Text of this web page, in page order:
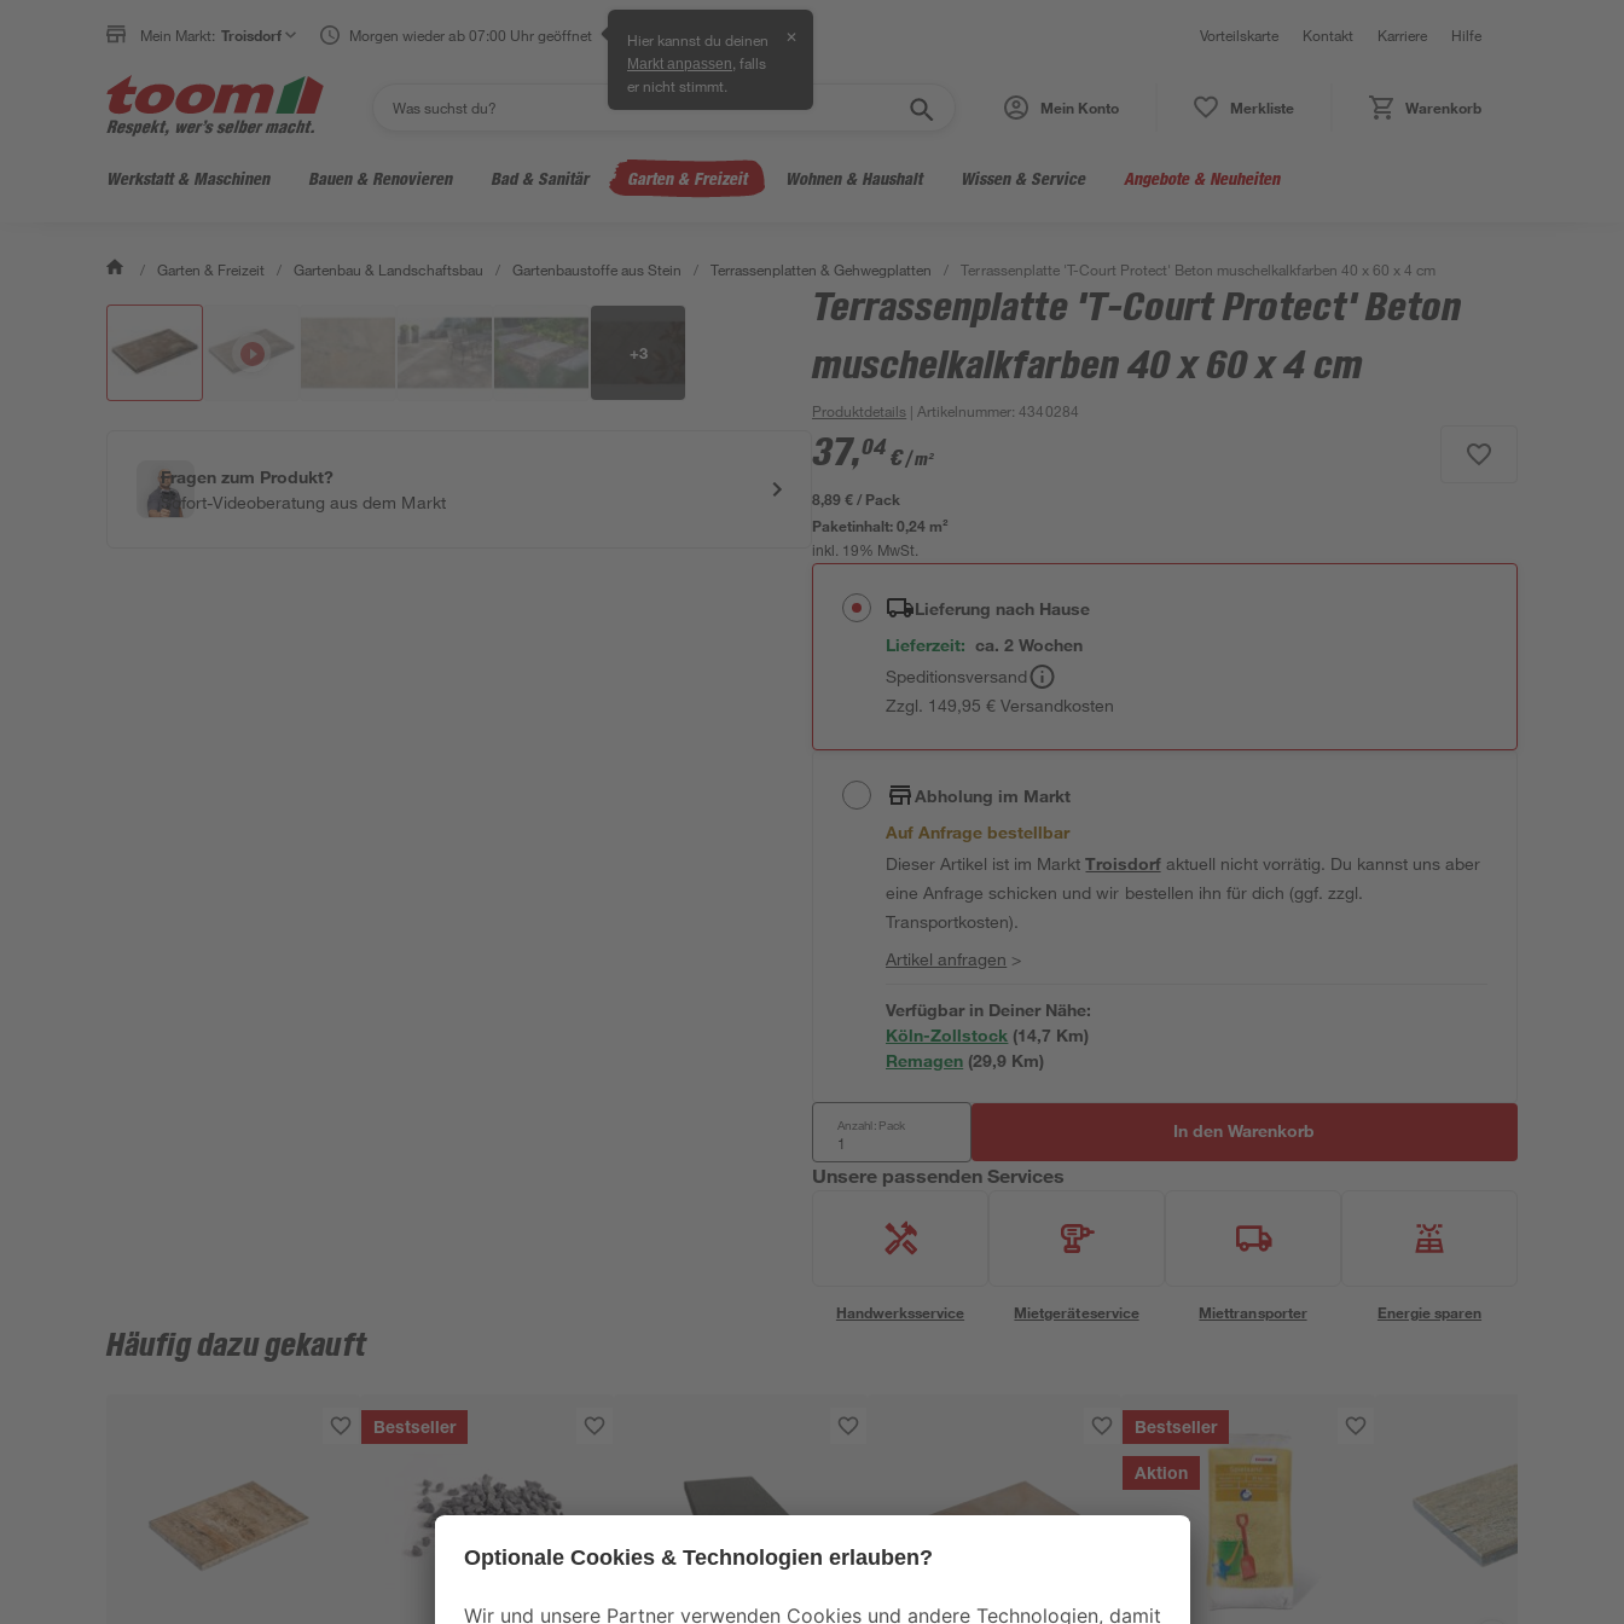
Mein Markt: Troisdorf Morgen wieder ab 07:00 Uhr geöffnet Hier kannst du deinen
Markt anpassen , falls
er nicht stimmt.
✕ Vorteilskarte Kontakt Karriere Hilfe
Mein Konto Merkliste Warenkorb
Werkstatt & Maschinen Bauen & Renovieren Bad & Sanitär Garten & Freizeit Wohnen & Haushalt Wissen & Service Angebote & Neuheiten
/ Garten & Freizeit / Gartenbau & Landschaftsbau / Gartenbaustoffe aus Stein / Terrassenplatten & Gehwegplatten / Terrassenplatte 'T-Court Protect' Beton muschelkalkfarben 40 x 60 x 4 cm
+3
Fragen zum Produkt?
Sofort-Videoberatung aus dem Markt
Terrassenplatte 'T-Court Protect' Beton
muschelkalkfarben 40 x 60 x 4 cm
Produktdetails | Artikelnummer:4340284
37,04 €/ m²
8,89 € / Pack
Paketinhalt:0,24 m²
inkl. 19% MwSt.
Lieferung nach Hause
Lieferzeit: ca. 2 Wochen
Speditionsversand
Zzgl. 149,95 € Versandkosten
Abholung im Markt
Auf Anfrage bestellbar
Dieser Artikel ist im MarktTroisdorfaktuell nicht vorrätig. Du kannst uns aber
eine Anfrage schicken und wir bestellen ihn für dich (ggf. zzgl.
Transportkosten).
Artikel anfragen >
Verfügbar in Deiner Nähe:
Köln-Zollstock (14,7 Km)
Remagen (29,9 Km)
Anzahl: Pack In den Warenkorb
Unsere passenden Services
Handwerksservice Mietgeräteservice Miettransporter Energie sparen
Häufig dazu gekauft
Bestseller Bestseller
Aktion